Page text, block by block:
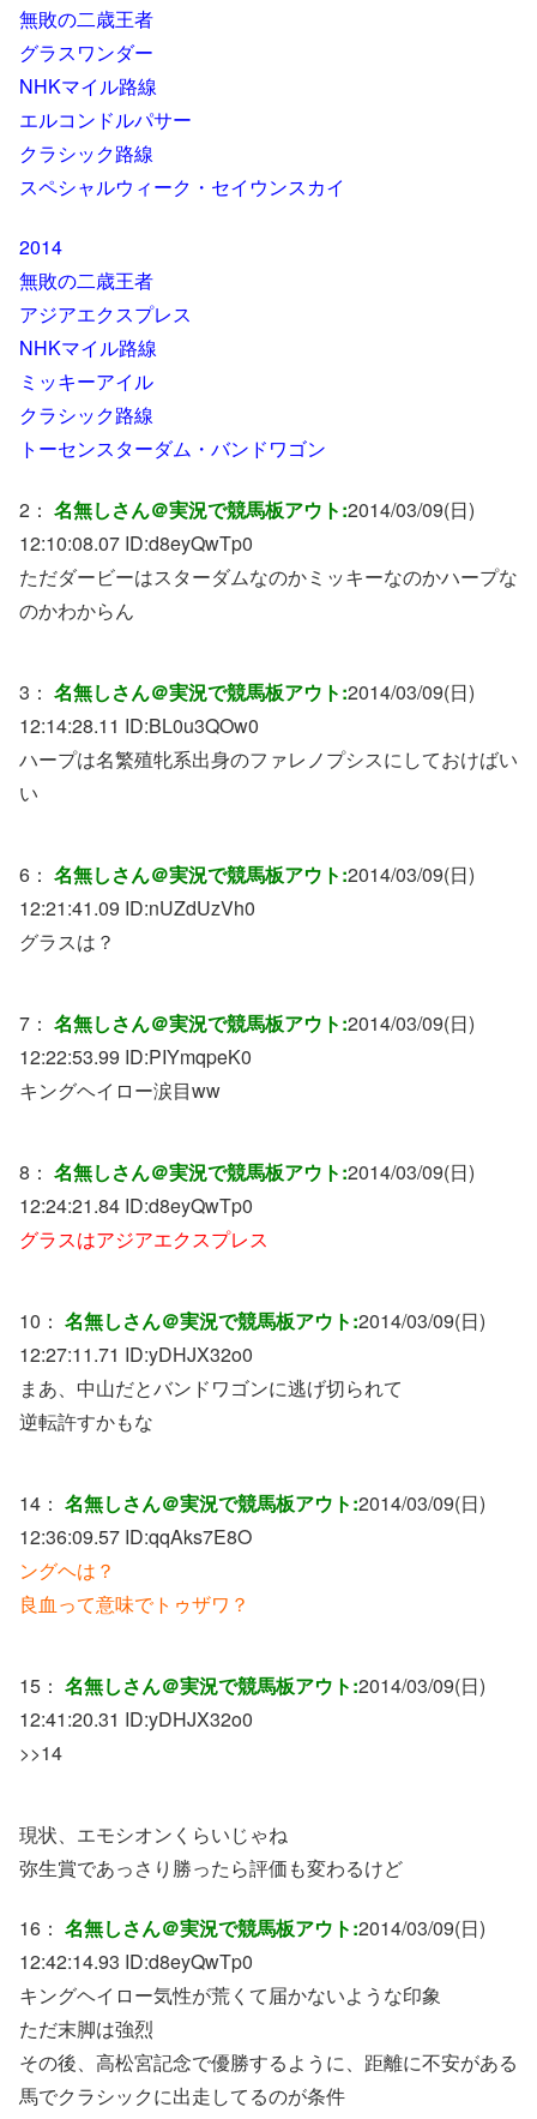
無敗の二歳王者
グラスワンダー
NHKマイル路線
エルコンドルパサー
クラシック路線
スペシャルウィーク・セイウンスカイ
2014
無敗の二歳王者
アジアエクスプレス
NHKマイル路線
ミッキーアイル
クラシック路線
トーセンスターダム・バンドワゴン
2： 名無しさん＠実況で競馬板アウト:2014/03/09(日)
12:10:08.07 ID:d8eyQwTp0
ただダービーはスターダムなのかミッキーなのかハープな
のかわからん
3： 名無しさん＠実況で競馬板アウト:2014/03/09(日)
12:14:28.11 ID:BL0u3QOw0
ハープは名繁殖牝系出身のファレノプシスにしておけばい
い
6： 名無しさん＠実況で競馬板アウト:2014/03/09(日)
12:21:41.09 ID:nUZdUzVh0
グラスは？
7： 名無しさん＠実況で競馬板アウト:2014/03/09(日)
12:22:53.99 ID:PIYmqpeK0
キングヘイロー涙目ww
8： 名無しさん＠実況で競馬板アウト:2014/03/09(日)
12:24:21.84 ID:d8eyQwTp0
グラスはアジアエクスプレス
10： 名無しさん＠実況で競馬板アウト:2014/03/09(日)
12:27:11.71 ID:yDHJX32o0
まあ、中山だとバンドワゴンに逃げ切られて
逆転許すかもな
14： 名無しさん＠実況で競馬板アウト:2014/03/09(日)
12:36:09.57 ID:qqAks7E8O
ングヘは？
良血って意味でトゥザワ？
15： 名無しさん＠実況で競馬板アウト:2014/03/09(日)
12:41:20.31 ID:yDHJX32o0
>>14
現状、エモシオンくらいじゃね
弥生賞であっさり勝ったら評価も変わるけど
16： 名無しさん＠実況で競馬板アウト:2014/03/09(日)
12:42:14.93 ID:d8eyQwTp0
キングヘイロー気性が荒くて届かないような印象
ただ末脚は強烈
その後、高松宮記念で優勝するように、距離に不安がある
馬でクラシックに出走してるのが条件